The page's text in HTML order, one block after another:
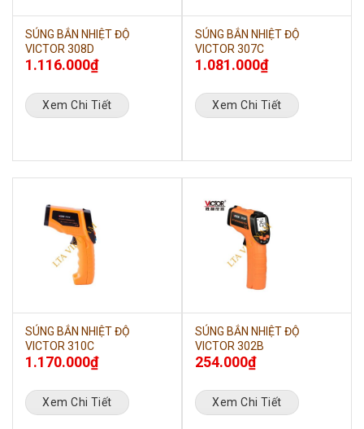
SÚNG BẮN NHIỆT ĐỘ
VICTOR 308D
1.116.000₫
Xem Chi Tiết
SÚNG BẮN NHIỆT ĐỘ
VICTOR 307C
1.081.000₫
Xem Chi Tiết
SÚNG BẮN NHIỆT ĐỘ
VICTOR 310C
1.170.000₫
Xem Chi Tiết
SÚNG BẮN NHIỆT ĐỘ
VICTOR 302B
254.000₫
Xem Chi Tiết